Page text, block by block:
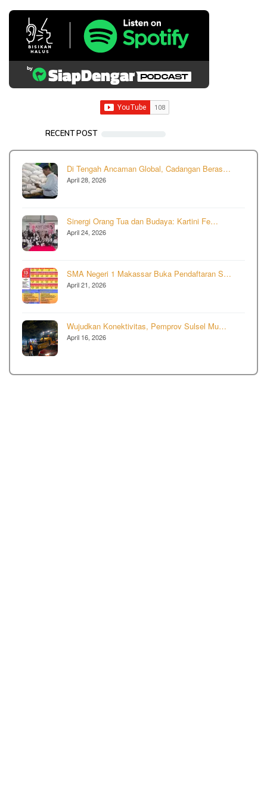
RECENT POST
Di Tengah Ancaman Global, Cadangan Beras…
April 28, 2026
Sinergi Orang Tua dan Budaya: Kartini Fe…
April 24, 2026
SMA Negeri 1 Makassar Buka Pendaftaran S…
April 21, 2026
Wujudkan Konektivitas, Pemprov Sulsel Mu…
April 16, 2026